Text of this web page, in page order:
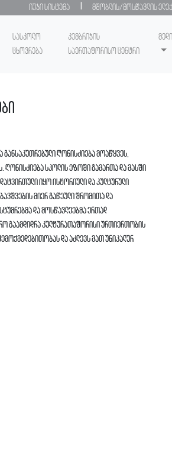
იუჯი სისტემა მშობლის/მოსწავლის
სასკოლო
ცხოვრება
კემბრიჯის
საერთაშორისო ცენტრი
განსაკუთრებული ღონისძიება მოაწყვეს,
ღონისძიება სკოლის ეზოში გამართა და მასში
იყო ისტორიული და კულტურული
მიერ გაწეული შრომითა და
და მოსწავლეებმა ერთად
გაამდიდრა კულტურათაშორისი ურთიერთობის
და აძლევს მათ უნიკალურ